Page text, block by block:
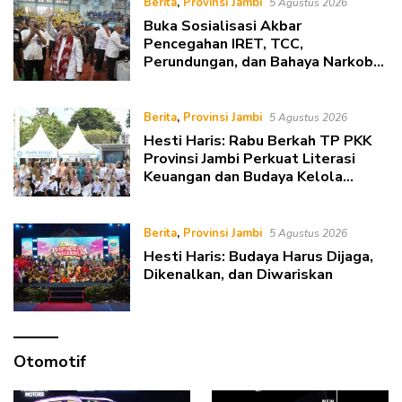
Buka Sosialisasi Akbar
Pencegahan IRET, TCC,
Perundungan, dan Bahaya Narkoba
masa depan sudah ada di tangan”
Berita, Provinsi Jambi 5 Agustus 2026
Hesti Haris: Rabu Berkah TP PKK
Provinsi Jambi Perkuat Literasi
Keuangan dan Budaya Kelola
Berita, Provinsi Jambi 5 Agustus 2026
Hesti Haris: Budaya Harus Dijaga,
Dikenalkan, dan Diwariskan
Otomotif